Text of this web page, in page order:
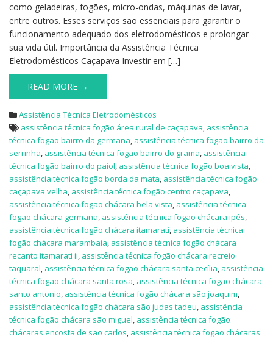
como geladeiras, fogões, micro-ondas, máquinas de lavar,
entre outros. Esses serviços são essenciais para garantir o
funcionamento adequado dos eletrodomésticos e prolongar
sua vida útil. Importância da Assistência Técnica
Eletrodomésticos Caçapava Investir em […]
READ MORE →
Assistência Técnica Eletrodomésticos
assistência técnica fogão área rural de caçapava, assistência
técnica fogão bairro da germana, assistência técnica fogão bairro da
serrinha, assistência técnica fogão bairro do grama, assistência
técnica fogão bairro do paiol, assistência técnica fogão boa vista,
assistência técnica fogão borda da mata, assistência técnica fogão
caçapava velha, assistência técnica fogão centro caçapava,
assistência técnica fogão chácara bela vista, assistência técnica
fogão chácara germana, assistência técnica fogão chácara ipês,
assistência técnica fogão chácara itamarati, assistência técnica
fogão chácara marambaia, assistência técnica fogão chácara
recanto itamarati ii, assistência técnica fogão chácara recreio
taquaral, assistência técnica fogão chácara santa cecília, assistência
técnica fogão chácara santa rosa, assistência técnica fogão chácara
santo antonio, assistência técnica fogão chácara são joaquim,
assistência técnica fogão chácara são judas tadeu, assistência
técnica fogão chácara são miguel, assistência técnica fogão
chácaras encosta de são carlos, assistência técnica fogão chácaras